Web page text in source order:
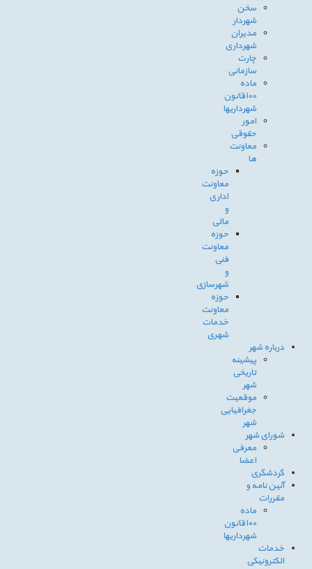
سخن
شهردار
مدیران
شهرداری
چارت
سازمانی
ماده
100قانون
شهرداریها
امور
حقوقی
معاونت
ها
حوزه
معاونت
اداری
و
مالی
حوزه
معاونت
فنی
و
شهرسازی
حوزه
معاونت
خدمات
شهری
درباره شهر
پیشینه
تاریخی
شهر
موقعیت
جغرافیایی
شهر
شورای شهر
معرفی
اعضا
گردشگری
آئین نامه و
مقررات
ماده
100قانون
شهرداریها
خدمات
الکترونیکی